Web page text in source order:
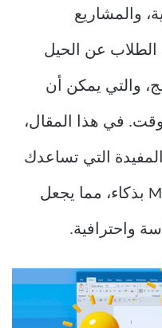
والمشاريع
الطلاب عن الحيل
والتي يمكن أن
في هذا المقال،
التي تساعدك
على استخدام Microsoft Word بذكاء، مما يجعل
واحترافية.